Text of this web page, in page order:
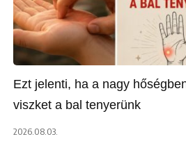
Ezt jelenti, ha a nagy
viszket a bal tenyerünk
2026.08.03.